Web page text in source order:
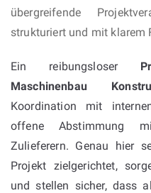
übergreifende
strukturiert und mit klarem
Ein reibungsloser
Maschinenbau
Koordination mit
offene Abstimmung
Zulieferern. Genau hier
Projekt zielgerichtet,
und stellen sicher, dass